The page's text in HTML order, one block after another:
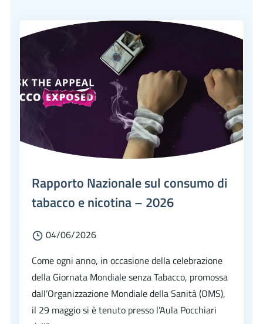
Rapporto Nazionale sul consumo di
tabacco e nicotina – 2026
04/06/2026
Come ogni anno, in occasione della celebrazione
della Giornata Mondiale senza Tabacco, promossa
dall’Organizzazione Mondiale della Sanità (OMS),
il 29 maggio si è tenuto presso l’Aula Pocchiari